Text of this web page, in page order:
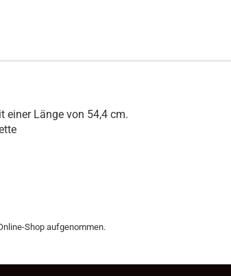
einer Länge von 54,4 cm.
Shop aufgenommen.